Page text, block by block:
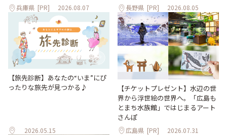
兵庫県 [PR] 2026.08.07 長野県 [PR] 2026.08.05
【旅先診断】あなたの“いま”にぴ
ったりな旅先が見つかる♪
2026.05.15
【チケットプレゼント】水辺の世
界から浮世絵の世界へ。「広島も
とまち水族館」ではじまるアート
さんぽ
広島県 [PR] 2026.07.31